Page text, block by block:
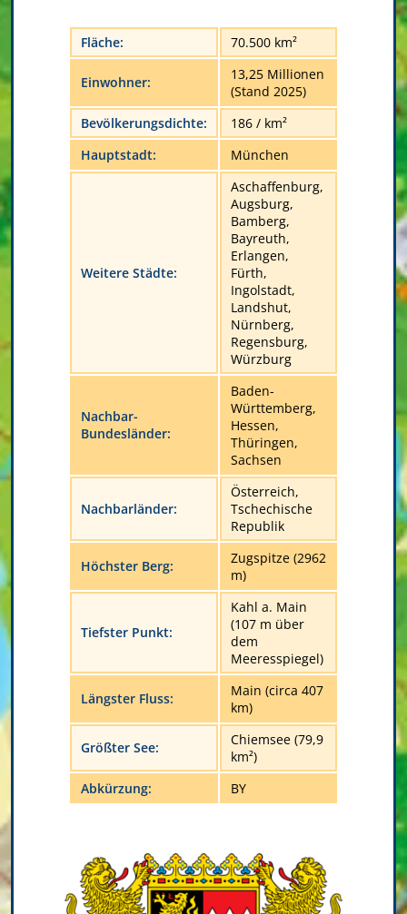
Fläche: 70.500 km²
Einwohner:
13,25 Millionen
(Stand 2025)
Bevölkerungsdichte:
186 / km²
Hauptstadt:
München
Weitere Städte:
Aschaffenburg,
Augsburg,
Bamberg,
Bayreuth,
Erlangen,
Fürth,
Ingolstadt,
Landshut,
Nürnberg,
Regensburg,
Würzburg
Nachbar-
Bundesländer:
Baden-
Württemberg,
Hessen,
Thüringen,
Sachsen
Nachbarländer:
Österreich,
Tschechische
Republik
Höchster Berg:
Zugspitze (2962
m)
Tiefster Punkt:
Kahl a. Main
(107 m über
dem
Meeresspiegel)
Längster Fluss:
Main (circa 407
km)
Größter See:
Chiemsee (79,9
km²)
Abkürzung:
BY